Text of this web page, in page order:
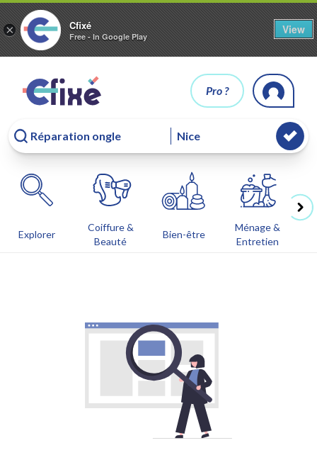
× Cfixé
Free - In Google Play
View
Pro ?
Explorer
Coiffure &
Beauté
Bien-être
Ménage &
Entretien